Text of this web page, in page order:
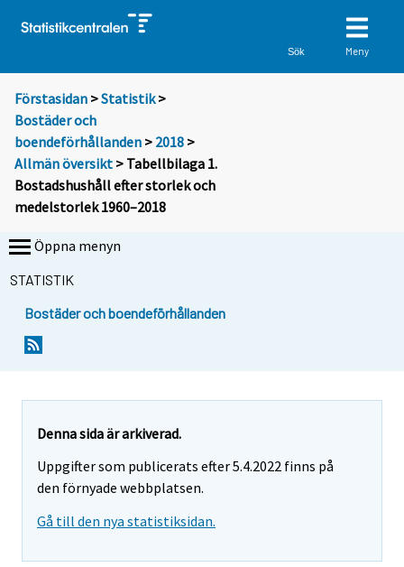
Sök Meny
Förstasidan >Statistik >
Bostäder och
boendeförhållanden > 2018 >
Allmän översikt > Tabellbilaga 1.
Bostadshushåll efter storlek och
medelstorlek 1960–2018
Öppna menyn
STATISTIK
Bostäder och boendeförhållanden
Denna sida är arkiverad.
Uppgifter som publicerats efter 5.4.2022 finns på
den förnyade webbplatsen.
Gå till den nya statistiksidan.